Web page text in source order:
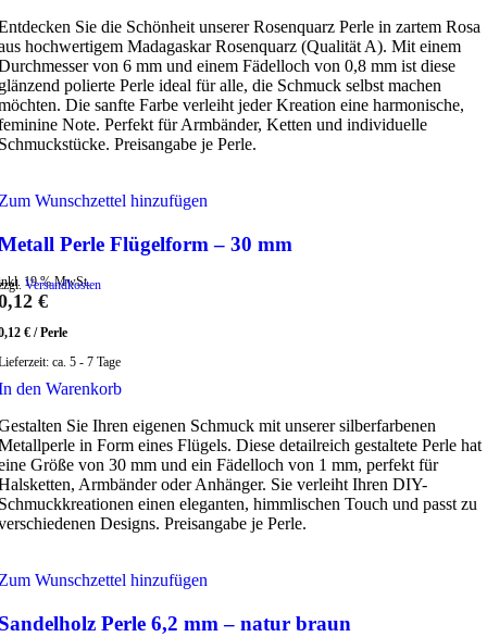
Sie die Schönheit unserer Rosenquarz Perle in zartem Rosa
hochwertigem Madagaskar Rosenquarz (Qualität A). Mit einem
von 6 mm und einem Fädelloch von 0,8 mm ist diese
polierte Perle ideal für alle, die Schmuck selbst machen
Die sanfte Farbe verleiht jeder Kreation eine harmonische,
Note. Perfekt für Armbänder, Ketten und individuelle
Preisangabe je Perle.
Wunschzettel hinzufügen
Perle Flügelform – 30 mm
19 % MwSt.
Versandkosten
€
€ /Perle
ca. 5 - 7 Tage
den Warenkorb
Sie Ihren eigenen Schmuck mit unserer silberfarbenen
in Form eines Flügels. Diese detailreich gestaltete Perle hat
Größe von 30 mm und ein Fädelloch von 1 mm, perfekt für
Armbänder oder Anhänger. Sie verleiht Ihren DIY-
einen eleganten, himmlischen Touch und passt zu
Designs. Preisangabe je Perle.
Wunschzettel hinzufügen
Perle 6,2 mm – natur braun